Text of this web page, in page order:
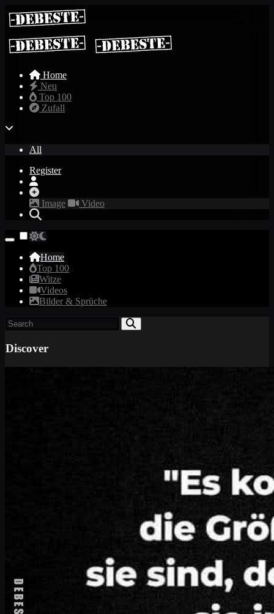
Home
Neu
Top 100
Zufall
All
Register
Image Video
Home
Top 100
Witze
Videos
Bilder & Sprüche
Discover